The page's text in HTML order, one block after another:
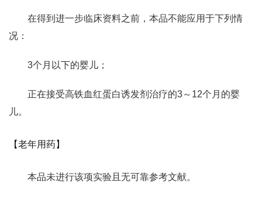
在得到进一步临床资料之前，本品不能应用于下列情
况：
3个月以下的婴儿；
正在接受高铁血红蛋白诱发剂治疗的3～12个月的婴
儿。
【老年用药】
本品未进行该项实验且无可靠参考文献。